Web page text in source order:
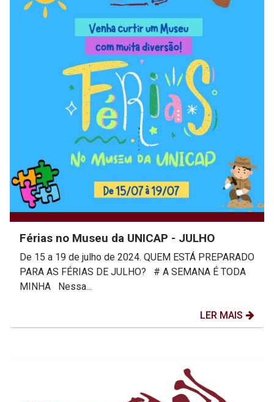
Férias no Museu da UNICAP - JULHO
De 15 a 19 de julho de 2024. QUEM ESTÁ PREPARADO
PARA AS FÉRIAS DE JULHO? # A SEMANA É TODA
MINHA Nessa...
LER MAIS